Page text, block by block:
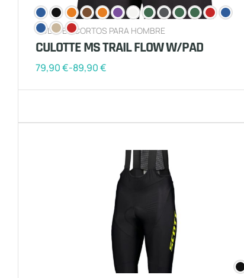
CULOTES CORTOS PARA HOMBRE
CULOTTE MS TRAIL FLOW W/PAD
79,90€-89,90€